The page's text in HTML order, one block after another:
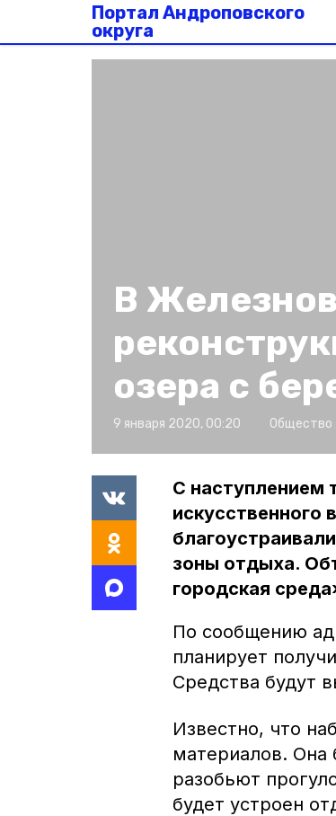
Портал Андроповского
округа
В
озера с
9 января 2020, 00:20 Общество
С наступлением
искусственного
зоны отдыха.
городская
По сообщению
планирует
Средства будут
Известно, что
материалов. Она
разобьют
будет устроен